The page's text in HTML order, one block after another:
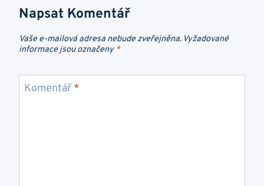
Napsat Komentář
Vaše e-mailová adresa nebude zveřejněna. Vyžadované
informace jsou označeny *
Komentář *